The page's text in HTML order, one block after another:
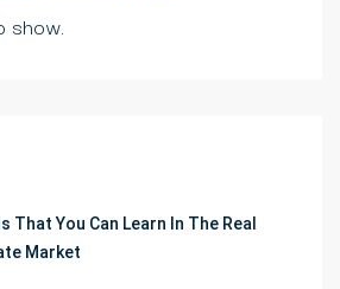
show.
That You Can Learn In The Real
Market